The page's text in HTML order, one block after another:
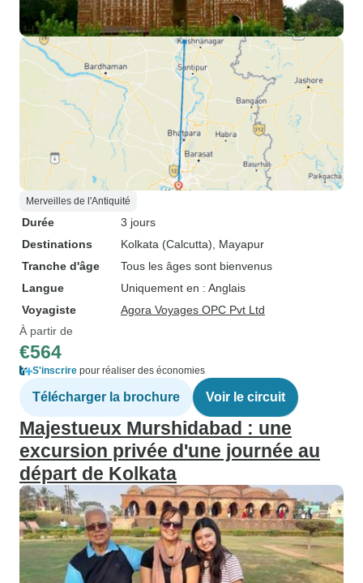
Merveilles de l'Antiquité
Durée
3 jours
Destinations
Kolkata (Calcutta) , Mayapur
Tranche d'âge
Tous les âges sont bienvenus
Langue
Uniquement en : Anglais
Voyagiste
Agora Voyages OPC Pvt Ltd
À partir de
€564
S'inscrire pour réaliser des économies
Télécharger la brochure Voir le circuit
Majestueux Murshidabad : une
excursion privée d'une journée au
départ de Kolkata